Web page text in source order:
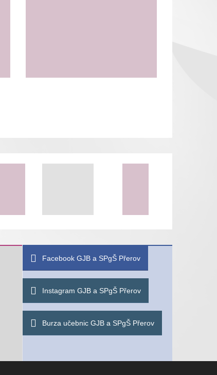
Facebook GJB a SPgŠ Přerov
Instagram GJB a SPgŠ Přerov
Burza učebnic GJB a SPgŠ Přerov